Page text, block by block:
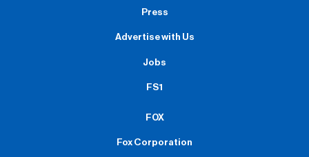
Press
Advertise with Us
Jobs
FS1
FOX
Fox Corporation